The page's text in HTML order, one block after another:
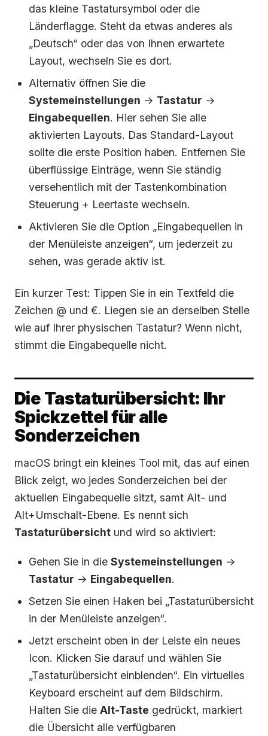
das kleine Tastatursymbol oder die
Länderflagge. Steht da etwas anderes als
„Deutsch“ oder das von Ihnen erwartete
Layout, wechseln Sie es dort.
Alternativ öffnen Sie die
Systemeinstellungen → Tastatur →
Eingabequellen. Hier sehen Sie alle
aktivierten Layouts. Das Standard-Layout
sollte die erste Position haben. Entfernen Sie
überflüssige Einträge, wenn Sie ständig
versehentlich mit der Tastenkombination
Steuerung + Leertaste wechseln.
Aktivieren Sie die Option „Eingabequellen in
der Menüleiste anzeigen“, um jederzeit zu
sehen, was gerade aktiv ist.
Ein kurzer Test: Tippen Sie in ein Textfeld die
Zeichen @ und €. Liegen sie an derselben Stelle
wie auf Ihrer physischen Tastatur? Wenn nicht,
stimmt die Eingabequelle nicht.
Die Tastaturübersicht: Ihr
Spickzettel für alle
Sonderzeichen
macOS bringt ein kleines Tool mit, das auf einen
Blick zeigt, wo jedes Sonderzeichen bei der
aktuellen Eingabequelle sitzt, samt Alt- und
Alt+Umschalt-Ebene. Es nennt sich
Tastaturübersicht und wird so aktiviert:
Gehen Sie in die Systemeinstellungen →
Tastatur → Eingabequellen.
Setzen Sie einen Haken bei „Tastaturübersicht
in der Menüleiste anzeigen“.
Jetzt erscheint oben in der Leiste ein neues
Icon. Klicken Sie darauf und wählen Sie
„Tastaturübersicht einblenden“. Ein virtuelles
Keyboard erscheint auf dem Bildschirm.
Halten Sie die Alt-Taste gedrückt, markiert
die Übersicht alle verfügbaren